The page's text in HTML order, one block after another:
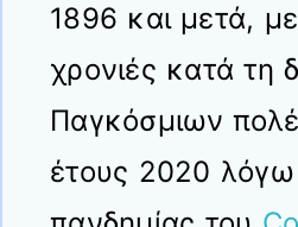
1896 και μετά,
χρονιές κατά τη
Παγκόσμιων
έτους 2020 λόγω